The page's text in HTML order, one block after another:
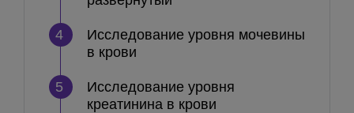
4
Исследование уровня мочевины
в крови
5
Исследование уровня
креатинина в крови